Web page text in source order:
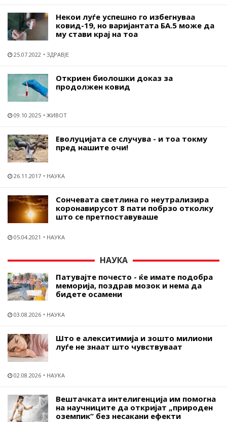
Некои луѓе успешно го избегнуваа
ковид-19, но варијантата БА.5 може да
му стави крај на тоа
25.07.2022 ЗДРАВЈЕ
Откриен биолошки доказ за
продолжен ковид
09.10.2025 ЖИВОТ
Еволуцијата се случува - и тоа токму
пред нашите очи!
26.11.2017 НАУКА
Сончевата светлина го неутрализира
коронавирусот 8 пати побрзо отколку
што се претпоставуваше
05.04.2021 НАУКА
НАУКА
Патувајте почесто - ќе имате подобра
меморија, поздрав мозок и нема да
бидете осамени
03.08.2026 НАУКА
Што е алекситимија и зошто милиони
луѓе не знаат што чувствуваат
02.08.2026 НАУКА
Вештачката интелигенција им помогна
на научниците да откријат „природен
оземпик“ без несакани ефекти